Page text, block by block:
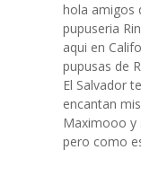
hola amigos
pupuseria
aqui en
pupusas de
El Salvador
encantan
Maximooo y
pero como